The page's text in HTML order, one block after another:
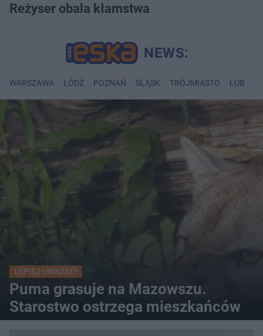
Reżyser obala kłamstwa
WARSZAWA ŁÓDŹ POZNAŃ ŚLĄSK TRÓJMIASTO LUBLIN
LEPIEJ UWAŻAĆ!
Puma grasuje na Mazowszu.
Starostwo ostrzega mieszkańców